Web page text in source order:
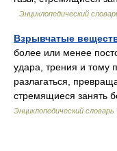
Энциклопедический
Взрывчатые
более или менее
удара, трения и тому
разлагаться,
стремящиеся
Энциклопедический